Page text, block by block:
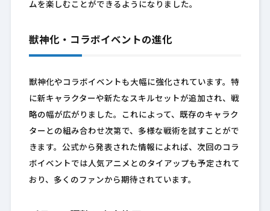
ムを楽しむことができるようになりました。
獣神化・コラボイベントの進化
獣神化やコラボイベントも大幅に強化されています。特
に新キャラクターや新たなスキルセットが追加され、戦
略の幅が広がりました。これによって、既存のキャラク
ターとの組み合わせ次第で、多様な戦術を試すことがで
きます。公式から発表された情報によれば、次回のコラ
ボイベントでは人気アニメとのタイアップも予定されて
おり、多くのファンから期待されています。